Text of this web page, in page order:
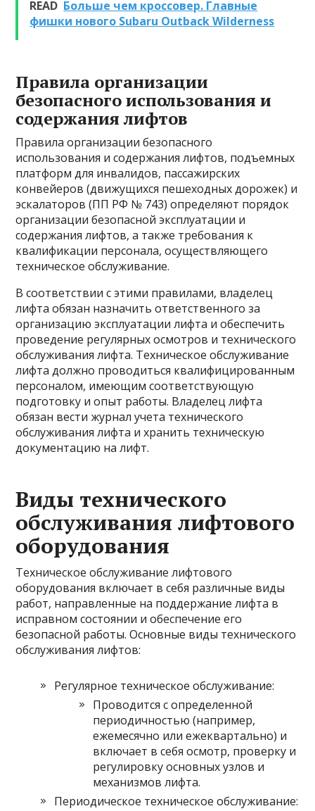
READ Больше чем кроссовер. Главные
фишки нового Subaru Outback Wilderness
Правила организации
безопасного использования и
содержания лифтов
Правила организации безопасного
использования и содержания лифтов, подъемных
платформ для инвалидов, пассажирских
конвейеров (движущихся пешеходных дорожек) и
эскалаторов (ПП РФ № 743) определяют порядок
организации безопасной эксплуатации и
содержания лифтов, а также требования к
квалификации персонала, осуществляющего
техническое обслуживание.
В соответствии с этими правилами, владелец
лифта обязан назначить ответственного за
организацию эксплуатации лифта и обеспечить
проведение регулярных осмотров и технического
обслуживания лифта. Техническое обслуживание
лифта должно проводиться квалифицированным
персоналом, имеющим соответствующую
подготовку и опыт работы. Владелец лифта
обязан вести журнал учета технического
обслуживания лифта и хранить техническую
документацию на лифт.
Виды технического
обслуживания лифтового
оборудования
Техническое обслуживание лифтового
оборудования включает в себя различные виды
работ, направленные на поддержание лифта в
исправном состоянии и обеспечение его
безопасной работы. Основные виды технического
обслуживания лифтов:
Регулярное техническое обслуживание:
Проводится с определенной
периодичностью (например,
ежемесячно или ежеквартально) и
включает в себя осмотр, проверку и
регулировку основных узлов и
механизмов лифта.
Периодическое техническое обслуживание: